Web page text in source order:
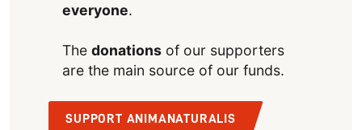
everyone.
The donationsof our supporters
are the main source of our funds.
SUPPORT ANIMANATURALIS